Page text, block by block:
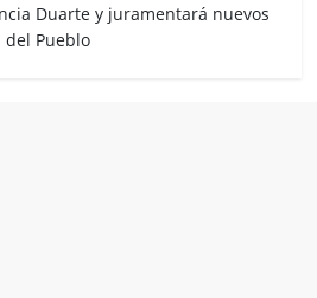
Duarte y juramentará nuevos
del Pueblo